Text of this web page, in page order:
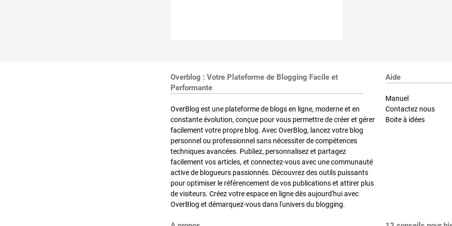
Overblog : Votre Plateforme de Blogging Facile et
Performante
OverBlog est une plateforme de blogs en ligne, moderne et en
constante évolution, conçue pour vous permettre de créer et gérer
facilement votre propre blog. Avec OverBlog, lancez votre blog
personnel ou professionnel sans nécessiter de compétences
techniques avancées. Publiez, personnalisez et partagez
facilement vos articles, et connectez-vous avec une communauté
active de blogueurs passionnés. Découvrez des outils puissants
pour optimiser le référencement de vos publications et attirer plus
de visiteurs. Créez votre espace en ligne dès aujourd'hui avec
OverBlog et démarquez-vous dans l'univers du blogging.
Aide
Manuel
Contactez nous
Boite à idées